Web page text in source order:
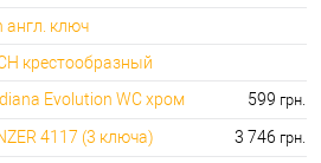
англ. ключ
крестообразный
Evolution WC хром
599 грн.
4117 (3 ключа) 3 746 грн.